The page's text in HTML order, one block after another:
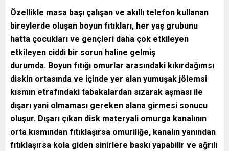
Özellikle masa başı çalışan ve akıllı telefon kullanan
bireylerde oluşan boyun fıtıkları, her yaş grubunu
hatta çocukları ve gençleri daha çok etkileyen
etkileyen ciddi bir sorun haline gelmiş
durumda. Boyun fıtığı omurlar arasındaki kıkırdağımsı
diskin ortasında ve içinde yer alan yumuşak jölemsi
kısmın etrafındaki tabakalardan sızarak aşması ile
dışarı yani olmaması gereken alana girmesi sonucu
oluşur. Dışarı çıkan disk materyali omurga kanalının
orta kısmından fıtıklaşırsa omuriliğe, kanalın yanından
fıtıklaşırsa kola giden sinirlere baskı yapabilir ve ağrılı